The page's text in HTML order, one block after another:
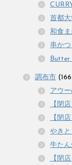
首都
和食
串か
Butter
調布市
アウー
【閉
【閉
やき
牛た
【閉